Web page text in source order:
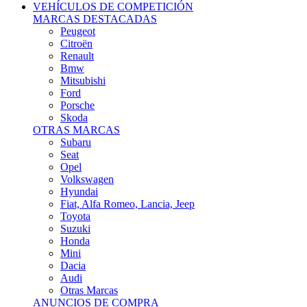
VEHÍCULOS DE COMPETICIÓN
MARCAS DESTACADAS
Peugeot
Citroën
Renault
Bmw
Mitsubishi
Ford
Porsche
Skoda
OTRAS MARCAS
Subaru
Seat
Opel
Volkswagen
Hyundai
Fiat, Alfa Romeo, Lancia, Jeep
Toyota
Suzuki
Honda
Mini
Dacia
Audi
Otras Marcas
ANUNCIOS DE COMPRA